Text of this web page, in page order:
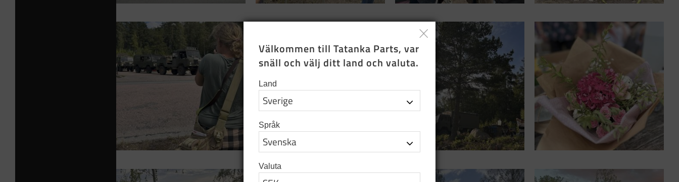
Välkommen till Tatanka Parts, var
snäll och välj ditt land och valuta.
Land
Språk
Valuta